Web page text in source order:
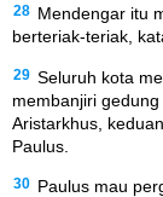
28 Mendengar itu
berteriak-teriak,
29 Seluruh kota
membanjiri
Aristarkhus,
Paulus.
30 Paulus mau